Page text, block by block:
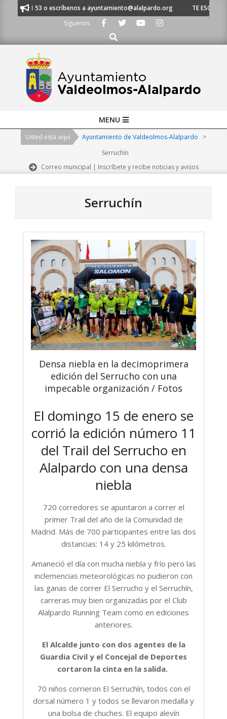
21 53 o escríbenos a ayuntamiento@alalpardo.org
TE
Síguenos
Buscar
Navigation
MENU
Usted está aquí Ayuntamiento de Valdeolmos-Alalpardo
>
Serruchín
Correo municipal | Inscríbete y recibe noticias y avisos
Serruchín
Densa niebla en la decimoprimera
edición del Serrucho con una
impecable organización / Fotos
El domingo 15 de enero se
corrió la edición número 11
del Trail del Serrucho en
Alalpardo con una densa
niebla
720 corredores se apuntaron a correr el
primer Trail del año de la Comunidad de
Madrid. Más de 700 participantes entre las dos
distancias: 14 y 25 kilómetros.
Amaneció el día con mucha niebla y frío pero las
inclemencias meteorológicas no pudieron con
las ganas de correr El Serrucho y el Serruchín,
carreras muy bien organizadas por el Club
Alalpardo Running Team como en ediciones
anteriores.
El Alcalde junto con dos agentes de la
Guardia Civil y el Concejal de Deportes
cortaron la cinta en la salida.
70 niños corrieron El Serruchín, todos con el
dorsal número 1 y todos se llevaron medalla y
una bolsa de chuches. El equipo alevín